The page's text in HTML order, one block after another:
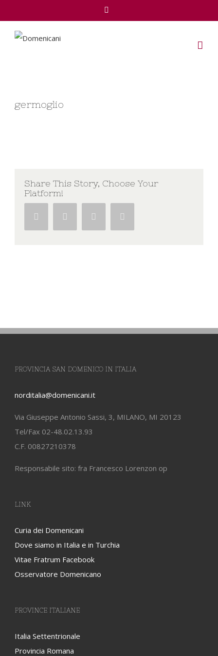
germoglio
Share This Story, Choose Your
Platform!
Facebook Twitter Google+
PROVINCIA SAN DOMENICO IN ITALIA
norditalia@domenicani.it
Via Giuseppe Antonio Sassi, 3, MILANO, MI 20123
Tel/Fax 02-48.02.13.93
C.F. 00827210378
Responsabile sito: fra Francesco Lorenzon op
LINK
Curia dei Domenicani
Dove siamo in Italia e in Turchia
Vitae Fratrum Facebook
Osservatore Domenicano
PROVINCE ITALIANE
Italia Settentrionale
Provincia Romana